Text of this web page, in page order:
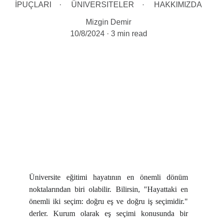
İPUÇLARI
ÜNIVERSITELER HAKKIMIZDA
Mizgin Demir
10/8/2024
3 min read
Üniversite eğitimi hayatının en önemli dönüm
noktalarından biri olabilir. Bilirsin, "Hayattaki en
önemli iki seçim: doğru eş ve doğru iş seçimidir."
derler. Kurum olarak eş seçimi konusunda bir